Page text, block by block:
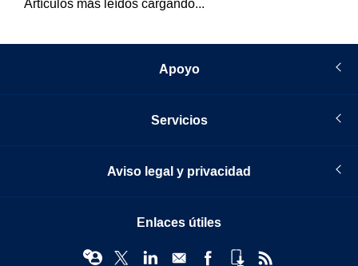
Artículos más leídos cargando...
Apoyo
Servicios
Aviso legal y privacidad
Enlaces útiles